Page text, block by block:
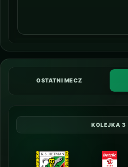
OSTATNI MECZ
KOLEJKA 3